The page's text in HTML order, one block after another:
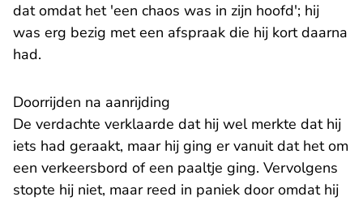
dat omdat het 'een chaos was in zijn hoofd'; hij
was erg bezig met een afspraak die hij kort daarna
had.
Doorrijden na aanrijding
De verdachte verklaarde dat hij wel merkte dat hij
iets had geraakt, maar hij ging er vanuit dat het om
een verkeersbord of een paaltje ging. Vervolgens
stopte hij niet, maar reed in paniek door omdat hij